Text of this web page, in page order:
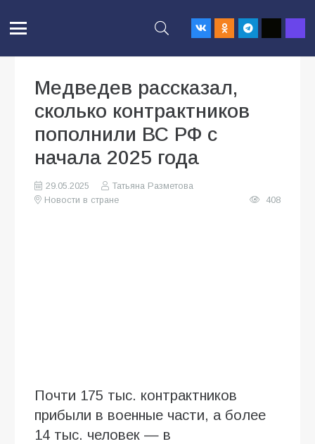
Медведев рассказал,
сколько контрактников
пополнили ВС РФ с
начала 2025 года
29.05.2025
Татьяна Разметова
Новости в стране
408
Почти 175 тыс. контрактников
прибыли в военные части, а более
14 тыс. человек — в